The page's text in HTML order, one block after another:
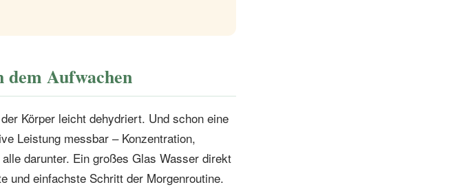
dem Aufwachen
Körper leicht dehydriert. Und schon eine
Leistung messbar – Konzentration,
darunter. Ein großes Glas Wasser direkt
und einfachste Schritt der Morgenroutine.